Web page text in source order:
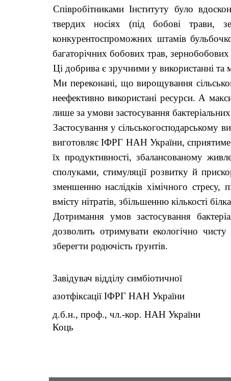
Співробітниками Інституту було
твердих носіях (під бобові трави,
конкурентоспроможних штамів
багаторічних бобових трав,
Ці добрива є зручними у використанні та
Ми переконані, що вирощування
неефективно використані ресурси. А
лише за умови застосування
Застосування у сільськогосподарському
виготовляє ІФРГ НАН України,
їх продуктивності, збалансованому
сполуками, стимуляції розвитку й
зменшенню наслідків хімічного
вмісту нітратів, збільшенню кількості
Дотримання умов застосування
дозволить отримувати екологічно
зберегти родючість ґрунтів.
Завідувач відділу симбіотичної
азотфіксації ІФРГ НАН України
д.б.н.,
Коць